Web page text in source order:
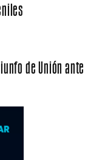
de Unión ante